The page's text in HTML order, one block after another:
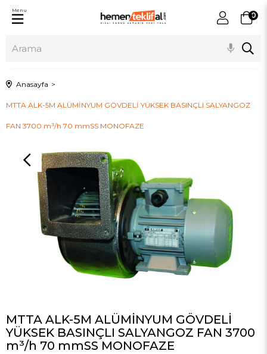
0
Menu
Anasayfa
MTTA ALK-5M ALÜMİNYUM GÖVDELİ YÜKSEK BASINÇLI SALYANGOZ
FAN 3700 m³/h 70 mmSS MONOFAZE
MTTA ALK-5M ALÜMİNYUM GÖVDELİ
YÜKSEK BASINÇLI SALYANGOZ FAN 3700
m³/h 70 mmSS MONOFAZE